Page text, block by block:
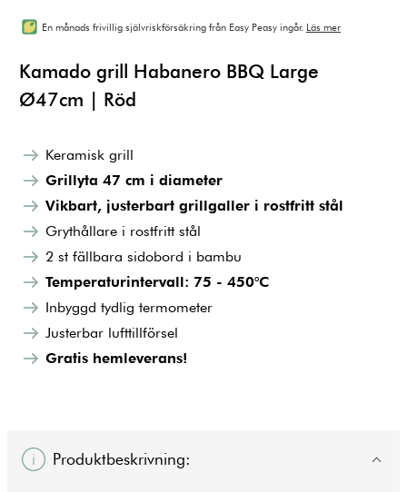
En månads frivillig självriskförsäkring från Easy Peasy ingår. Läs mer
Kamado grill Habanero BBQ Large
Ø47cm | Röd
Keramisk grill
Grillyta 47 cm i diameter
Vikbart, justerbart grillgaller i rostfritt stål
Grythållare i rostfritt stål
2 st fällbara sidobord i bambu
Temperaturintervall: 75 - 450°C
Inbyggd tydlig termometer
Justerbar lufttillförsel
Gratis hemleverans!
Produktbeskrivning: